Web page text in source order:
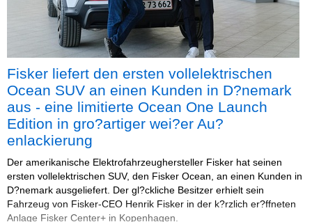
Fisker liefert den ersten vollelektrischen
Ocean SUV an einen Kunden in D?nemark
aus - eine limitierte Ocean One Launch
Edition in gro?artiger wei?er Au?
enlackierung
Der amerikanische Elektrofahrzeughersteller Fisker hat seinen
ersten vollelektrischen SUV, den Fisker Ocean, an einen Kunden in
D?nemark ausgeliefert. Der gl?ckliche Besitzer erhielt sein
Fahrzeug von Fisker-CEO Henrik Fisker in der k?rzlich er?ffneten
Anlage Fisker Center+ in Kopenhagen.